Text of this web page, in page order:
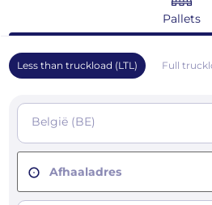
Pallets
Less than truckload (LTL) Full
België (BE)
Afhaaladres